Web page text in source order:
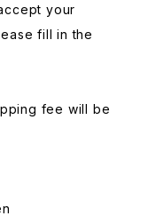
your
fill in the
fee will be